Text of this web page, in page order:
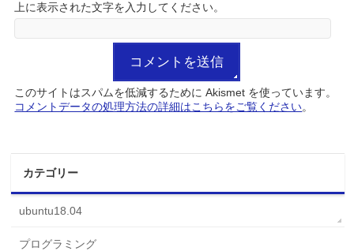
上に表示された文字を入力してください。
このサイトはスパムを低減するために Akismet を使っています。
コメントデータの処理方法の詳細はこちらをご覧ください。
カテゴリー
ubuntu18.04
プログラミング